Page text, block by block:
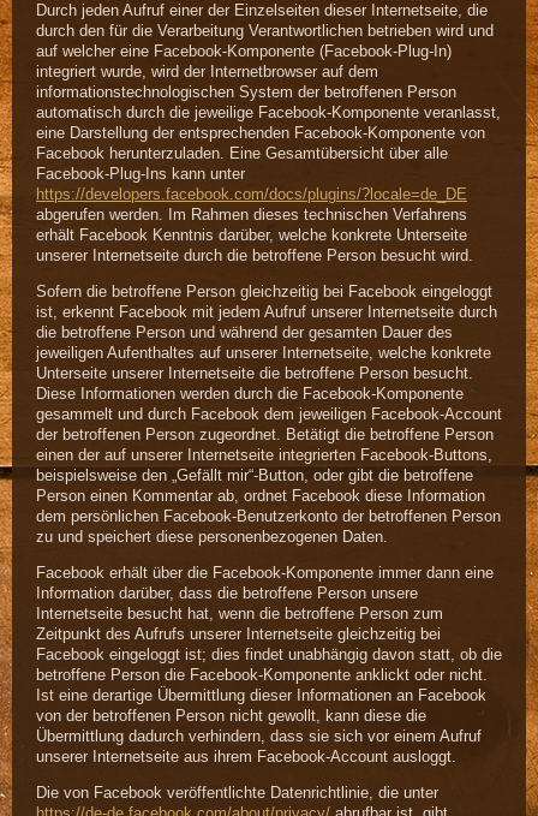
Durch jeden Aufruf einer der Einzelseiten dieser Internetseite, die
durch den für die Verarbeitung Verantwortlichen betrieben wird und
auf welcher eine Facebook-Komponente (Facebook-Plug-In)
integriert wurde, wird der Internetbrowser auf dem
informationstechnologischen System der betroffenen Person
automatisch durch die jeweilige Facebook-Komponente veranlasst,
eine Darstellung der entsprechenden Facebook-Komponente von
Facebook herunterzuladen. Eine Gesamtübersicht über alle
Facebook-Plug-Ins kann unter
https://developers.facebook.com/docs/plugins/?locale=de_DE
abgerufen werden. Im Rahmen dieses technischen Verfahrens
erhält Facebook Kenntnis darüber, welche konkrete Unterseite
unserer Internetseite durch die betroffene Person besucht wird.
Sofern die betroffene Person gleichzeitig bei Facebook eingeloggt
ist, erkennt Facebook mit jedem Aufruf unserer Internetseite durch
die betroffene Person und während der gesamten Dauer des
jeweiligen Aufenthaltes auf unserer Internetseite, welche konkrete
Unterseite unserer Internetseite die betroffene Person besucht.
Diese Informationen werden durch die Facebook-Komponente
gesammelt und durch Facebook dem jeweiligen Facebook-Account
der betroffenen Person zugeordnet. Betätigt die betroffene Person
einen der auf unserer Internetseite integrierten Facebook-Buttons,
beispielsweise den „Gefällt mir“-Button, oder gibt die betroffene
Person einen Kommentar ab, ordnet Facebook diese Information
dem persönlichen Facebook-Benutzerkonto der betroffenen Person
zu und speichert diese personenbezogenen Daten.
Facebook erhält über die Facebook-Komponente immer dann eine
Information darüber, dass die betroffene Person unsere
Internetseite besucht hat, wenn die betroffene Person zum
Zeitpunkt des Aufrufs unserer Internetseite gleichzeitig bei
Facebook eingeloggt ist; dies findet unabhängig davon statt, ob die
betroffene Person die Facebook-Komponente anklickt oder nicht.
Ist eine derartige Übermittlung dieser Informationen an Facebook
von der betroffenen Person nicht gewollt, kann diese die
Übermittlung dadurch verhindern, dass sie sich vor einem Aufruf
unserer Internetseite aus ihrem Facebook-Account ausloggt.
Die von Facebook veröffentlichte Datenrichtlinie, die unter